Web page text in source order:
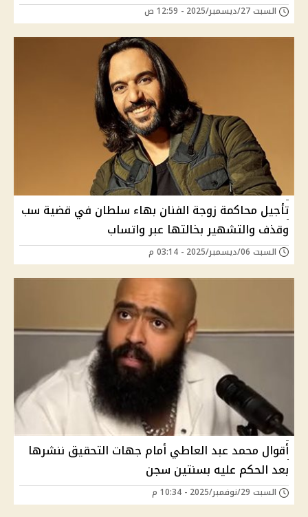
السبت 27/ديسمبر/2025 - 12:59 ص
تأجيل محاكمة زوجة الفنان بهاء سلطان في قضية سب
وقذف والتشهير بخالتها عبر واتساب
السبت 06/ديسمبر/2025 - 03:14 م
أقوال محمد عبد العاطي أمام جهات التحقيق ننشرها
بعد الحكم عليه بسنتين سجن
السبت 29/نوفمبر/2025 - 10:34 م